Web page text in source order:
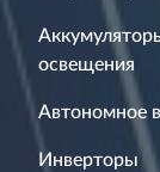
освещения
Автономное
Инверторы